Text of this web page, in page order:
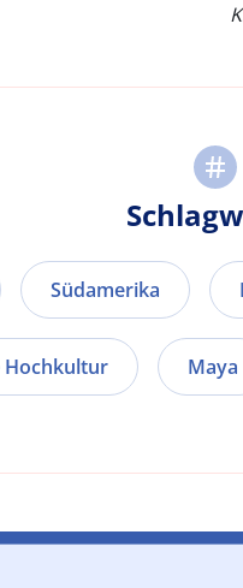
Südamerika
Hochkultur Maya